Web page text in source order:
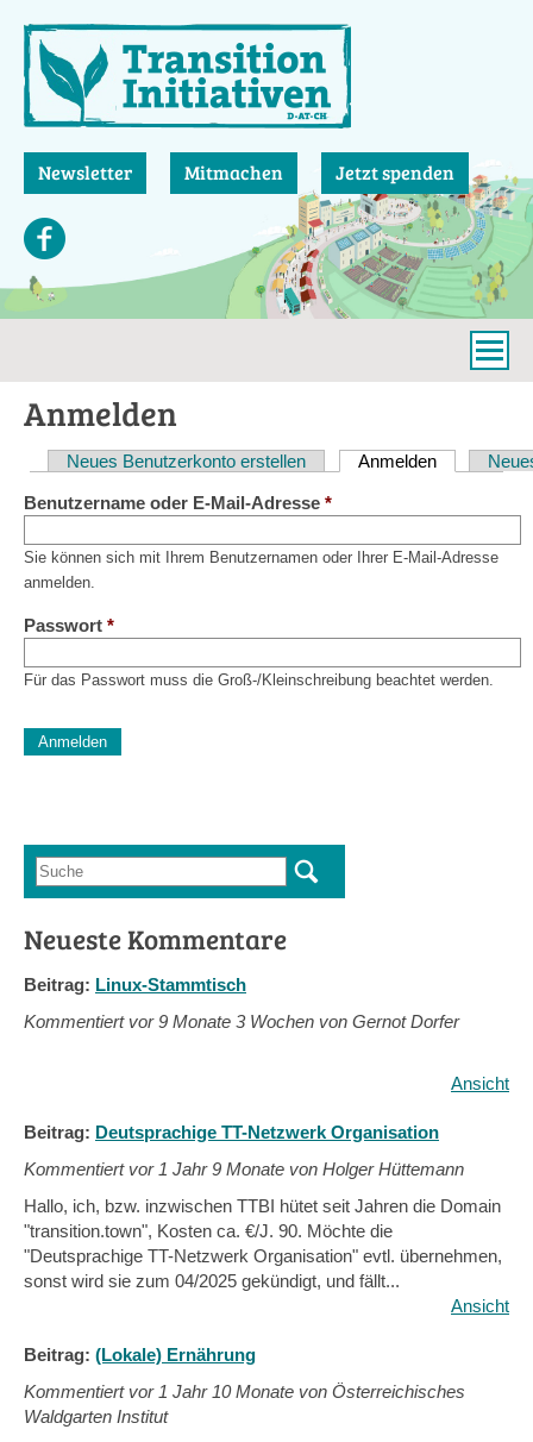
zum
Inhalt
Newsletter Mitmachen Jetzt spenden
Anmelden
Haupt-
Reiter
Neues Benutzerkonto erstellen Anmelden(aktiver
Benutzername oder E-Mail-Adresse *
Sie können sich mit Ihrem Benutzernamen oder Ihrer E-Mail-Adresse
anmelden.
Passwort *
Für das Passwort muss die Groß-/Kleinschreibung beachtet werden.
Diese Sicherheitsfrage überprüft, ob Sie ein menschlicher
Suchformular
Suche
Neueste Kommentare
Beitrag: Linux-Stammtisch
Kommentiert vor9 Monate 3 Wochen von Gernot Dorfer
Ansicht
Beitrag: Deutsprachige TT-Netzwerk Organisation
Kommentiert vor 1 Jahr 9 Monate von Holger Hüttemann
Hallo, ich, bzw. inzwischen TTBI hütet seit Jahren die Domain
"transition.town", Kosten ca. €/J. 90. Möchte die
"Deutsprachige TT-Netzwerk Organisation" evtl. übernehmen,
sonst wird sie zum 04/2025 gekündigt, und fällt...
Ansicht
Beitrag: (Lokale) Ernährung
Kommentiert vor 1 Jahr 10 Monate von Österreichisches
Waldgarten Institut